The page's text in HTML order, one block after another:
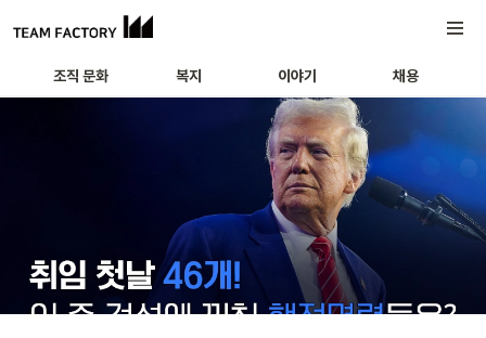
조직 문화 복지 이야기 채용